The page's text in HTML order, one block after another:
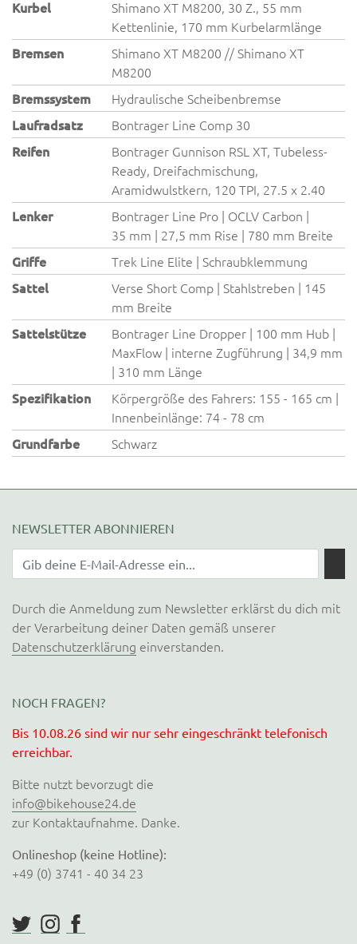
Kurbel
Shimano XT M8200, 30 Z., 55 mm
Kettenlinie, 170 mm Kurbelarmlänge
Bremsen
Shimano XT M8200 // Shimano XT
M8200
Bremssystem
Hydraulische Scheibenbremse
Laufradsatz
Bontrager Line Comp 30
Reifen
Bontrager Gunnison RSL XT, Tubeless-
Ready, Dreifachmischung,
Aramidwulstkern, 120 TPI, 27.5 x 2.40
Lenker
Bontrager Line Pro | OCLV Carbon |
35 mm | 27,5 mm Rise | 780 mm Breite
Griffe
Trek Line Elite | Schraubklemmung
Sattel
Verse Short Comp | Stahlstreben | 145
mm Breite
Sattelstütze
Bontrager Line Dropper | 100 mm Hub |
MaxFlow | interne Zugführung | 34,9 mm
| 310 mm Länge
Spezifikation
Körpergröße des Fahrers: 155 - 165 cm |
Innenbeinlänge: 74 - 78 cm
Grundfarbe
Schwarz
NEWSLETTER ABONNIEREN
Durch die Anmeldung zum Newsletter erklärst du dich mit
der Verarbeitung deiner Daten gemäß unserer
Datenschutzerklärung einverstanden.
NOCH FRAGEN?
Bis 10.08.26 sind wir nur sehr eingeschränkt telefonisch
erreichbar.
Bitte nutzt bevorzugt die
info@bikehouse24.de
zur Kontaktaufnahme. Danke.
Onlineshop (keine Hotline):
+49 (0) 3741 - 40 34 23